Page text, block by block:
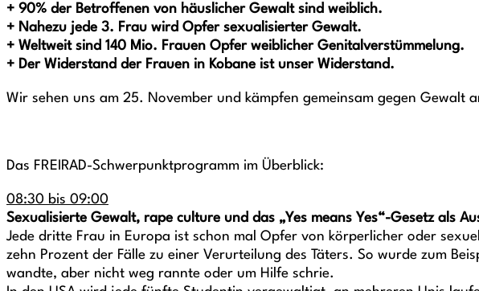
+ 90% der Betroffenen von häuslicher Gewalt sind weiblich.
+ Nahezu jede 3. Frau wird Opfer sexualisierter Gewalt.
+ Weltweit sind 140 Mio. Frauen Opfer weiblicher Genitalverstümmelung.
+ Der Widerstand der Frauen in Kobane ist unser Widerstand.
Wir sehen uns am 25. November und kämpfen gemeinsam gegen Gewalt
Das FREIRAD-Schwerpunktprogramm im Überblick:
08:30 bis 09:00
Sexualisierte Gewalt, rape culture und das „Yes means Yes“-Gesetz als
Jede dritte Frau in Europa ist schon mal Opfer von körperlicher oder
zehn Prozent der Fälle zu einer Verurteilung des Täters. So wurde zum
wandte, aber nicht weg rannte oder um Hilfe schrie.